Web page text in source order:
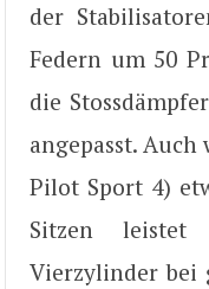
der
Federn um 50
die
angepasst.
Pilot Sport 4)
Sitzen leistet
Vierzylinder bei